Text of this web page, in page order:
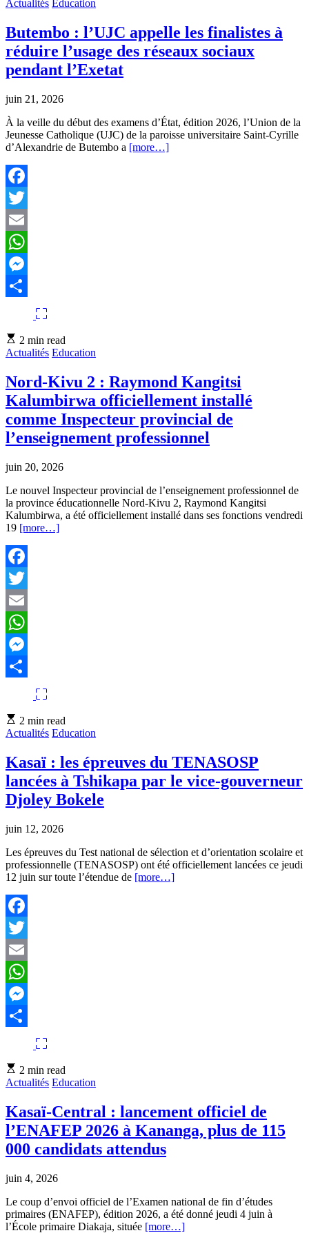
Actualités Education
Butembo : l’UJC appelle les finalistes à
réduire l’usage des réseaux sociaux
pendant l’Exetat
juin 21, 2026
À la veille du début des examens d’État, édition 2026, l’Union de la
Jeunesse Catholique (UJC) de la paroisse universitaire Saint-Cyrille
d’Alexandrie de Butembo a [more…]
Facebook
Twitter
Email
WhatsApp
Messenger
Partager
Estimated
read
2 min read
Actualités Education
Nord-Kivu 2 : Raymond Kangitsi
Kalumbirwa officiellement installé
comme Inspecteur provincial de
l’enseignement professionnel
juin 20, 2026
Le nouvel Inspecteur provincial de l’enseignement professionnel de
la province éducationnelle Nord-Kivu 2, Raymond Kangitsi
Kalumbirwa, a été officiellement installé dans ses fonctions vendredi
19 [more…]
Facebook
Twitter
Email
WhatsApp
Messenger
Partager
Estimated
read
2 min read
Actualités Education
Kasaï : les épreuves du TENASOSP
lancées à Tshikapa par le vice-gouverneur
Djoley Bokele
juin 12, 2026
Les épreuves du Test national de sélection et d’orientation scolaire et
professionnelle (TENASOSP) ont été officiellement lancées ce jeudi
12 juin sur toute l’étendue de [more…]
Facebook
Twitter
Email
WhatsApp
Messenger
Partager
Estimated
read
2 min read
Actualités Education
Kasaï-Central : lancement officiel de
l’ENAFEP 2026 à Kananga, plus de 115
000 candidats attendus
juin 4, 2026
Le coup d’envoi officiel de l’Examen national de fin d’études
primaires (ENAFEP), édition 2026, a été donné jeudi 4 juin à
l’École primaire Diakaja, située [more…]